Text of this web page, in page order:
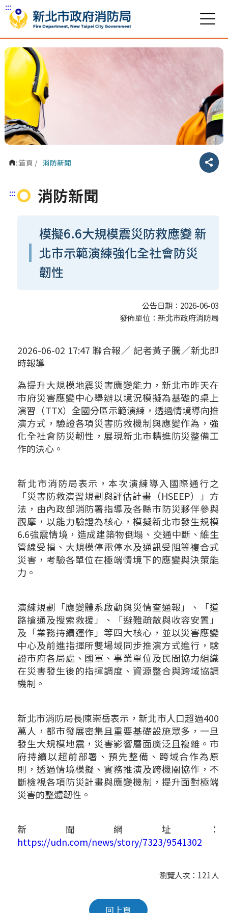
跳到主要內容區塊
:::
:::首頁 / 消防新聞 分享
::: 消防新聞
模擬6.6大規模震災防救應變 新
北市示範演練強化全社會防災
韌性
公告日期：2026-06-03
發佈單位：新北市政府消防局
2026-06-02 17:47 聯合報／ 記者黃子騰／新北即
時報導
為提升大規模地震災害應變能力，新北市昨天在
市府災害應變中心舉辦以境況模擬為基礎的桌上
演習（TTX）全國分區示範演練，透過情境導向推
演方式，驗證各項災害防救機制與應變作為，強
化全社會防災韌性，展現新北市精進防災整備工
作的決心。
新北市消防局表示，本次演練導入國際通行之
「災害防救演習規劃與評估計畫（HSEEP）」方
法，由內政部消防署指導及各縣市防災夥伴參與
觀摩，以能力驗證為核心，模擬新北市發生規模
6.6強震情境，造成建築物倒塌、交通中斷、維生
管線受損、大規模停電停水及通訊受阻等複合式
災害，考驗各單位在極端情境下的應變與決策能
力。
演練規劃「應變體系啟動與災情查通報」、「道
路搶通及搜索救援」、「避難疏散與收容安置」
及「業務持續運作」等四大核心，並以災害應變
中心及前進指揮所雙場域同步推演方式進行，驗
證市府各局處、國軍、事業單位及民間協力組織
在災害發生後的指揮調度、資源整合與跨域協調
機制。
新北市消防局長陳崇岳表示，新北市人口超過400
萬人，都市發展密集且重要基礎設施眾多，一旦
發生大規模地震，災害影響層面廣泛且複雜。市
府持續以超前部署、預先整備、跨域合作為原
則，透過情境模擬、實務推演及跨機關協作，不
斷檢視各項防災計畫與應變機制，提升面對極端
災害的整體韌性。
新聞網址：
https://udn.com/news/story/7323/9541302
瀏覽人次：121人
回上頁